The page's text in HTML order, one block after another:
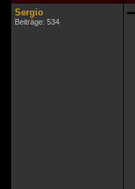
Sergio
Beiträge: 534